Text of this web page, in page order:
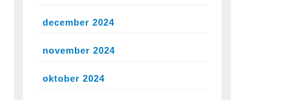
december 2024
november 2024
oktober 2024